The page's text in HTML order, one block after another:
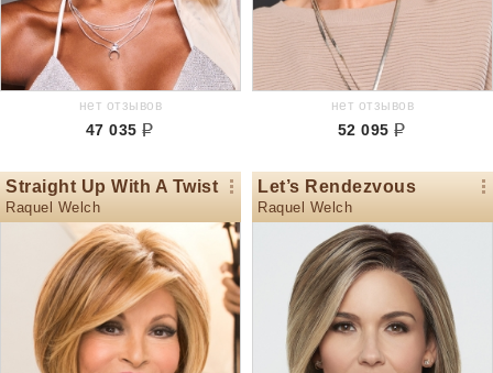
нет отзывов
47 035
нет отзывов
52 095
Straight Up With A Twist
Raquel Welch
Let’s Rendezvous
Raquel Welch